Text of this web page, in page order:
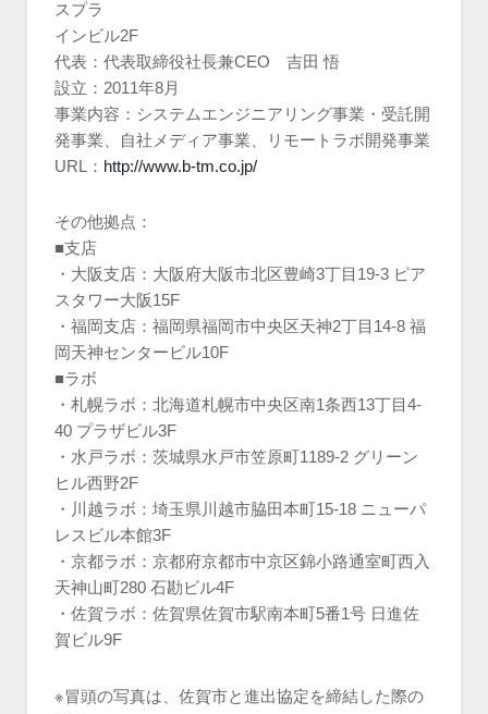
スプラ
インビル2F
代表：代表取締役社長兼CEO 吉田 悟
設立：2011年8月
事業内容：システムエンジニアリング事業・受託開
発事業、自社メディア事業、リモートラボ開発事業
URL： http://www.b-tm.co.jp/
その他拠点：
■支店
・大阪支店：大阪府大阪市北区豊崎3丁目19-3 ピア
スタワー大阪15F
・福岡支店：福岡県福岡市中央区天神2丁目14-8 福
岡天神センタービル10F
■ラボ
・札幌ラボ：北海道札幌市中央区南1条西13丁目4-
40 プラザビル3F
・水戸ラボ：茨城県水戸市笠原町1189-2 グリーン
ヒル西野2F
・川越ラボ：埼玉県川越市脇田本町15-18 ニューパ
レスビル本館3F
・京都ラボ：京都府京都市中京区錦小路通室町西入
天神山町280 石勘ビル4F
・佐賀ラボ：佐賀県佐賀市駅南本町5番1号 日進佐
賀ビル9F
※冒頭の写真は、佐賀市と進出協定を締結した際の